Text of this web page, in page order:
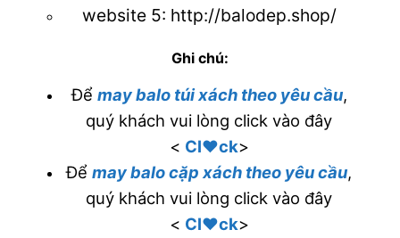
website 5: http://balodep.shop/
Ghi chú:
Để may balo túi xách theo yêu cầu,
quý khách vui lòng click vào đây
< Cl♥ck>
Đểmay balo cặp xách theo yêu cầu,
quý khách vui lòng click vào đây
< Cl♥ck>